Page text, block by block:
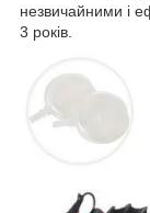
незвичайними і
3 років.